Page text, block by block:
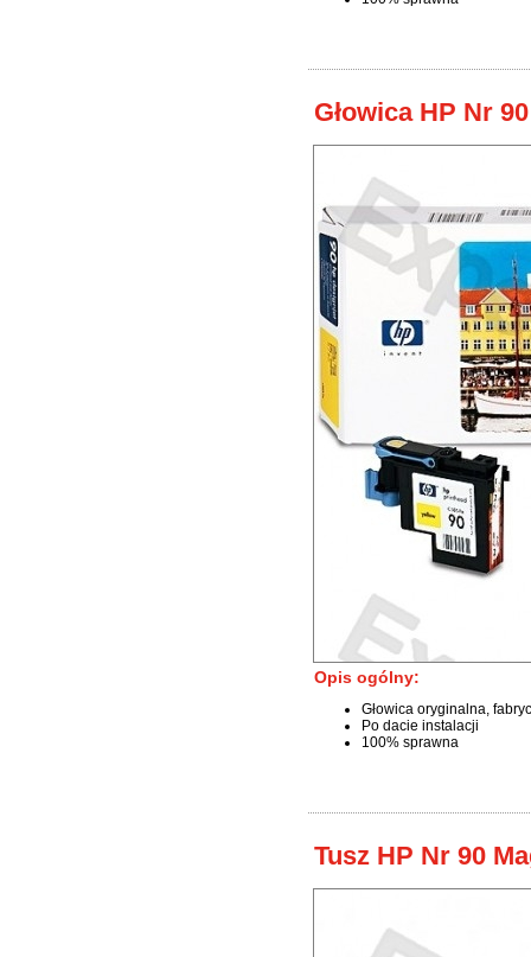
Głowica HP Nr
Opis ogólny:
Głowica oryginalna,
Po dacie instalacji
100% sprawna
Tusz HP Nr 90